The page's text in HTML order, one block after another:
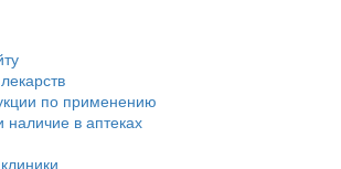
по применению
в аптеках